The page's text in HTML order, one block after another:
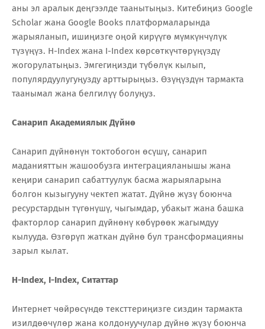
аны эл аралык деңгээлде таанытыңыз. Китебиңиз Google
Scholar жана Google Books платформаларында
жарыяланып, ишиңизге оңой кирүүгө мүмкүнчүлүк
түзүңүз. H-Index жана I-Index көрсөткүчтөрүңүздү
жогорулатыңыз. Эмгегиңизди түбөлүк кылып,
популярдуулугуңузду арттырыңыз. Өзүңүздүн тармакта
таанымал жана белгилүү болуңуз.
Санарип Академиялык Дүйнө
Санарип дүйнөнүн токтобогон өсүшү, санарип
маданияттын жашообузга интеграцияланышы жана
кеңири санарип сабаттуулук басма жарыяларына
болгон кызыгууну чектеп жатат. Дүйнө жүзү боюнча
ресурстардын түгөнүшү, чыгымдар, убакыт жана башка
факторлор санарип дүйнөнү көбүрөөк жагымдуу
кылууда. Өзгөрүп жаткан дүйнө бул трансформацияны
зарыл кылат.
H-Index, I-Index, Ситаттар
Интернет чөйрөсүндө тексттериңизге сиздин тармакта
изилдөөчүлөр жана колдонуучулар дүйнө жүзү боюнча